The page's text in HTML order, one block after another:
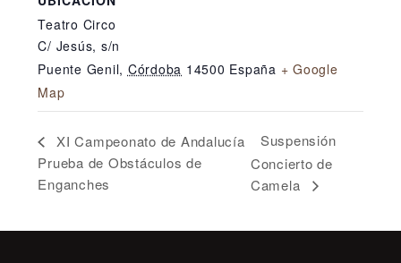
Teatro Circo
C/ Jesús, s/n
Puente Genil, Córdoba 14500 España + Google
Map
XI Campeonato de Andalucía
Prueba de Obstáculos de
Enganches
Suspensión
Concierto de
Camela